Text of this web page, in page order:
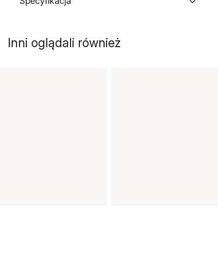
Inni oglądali również